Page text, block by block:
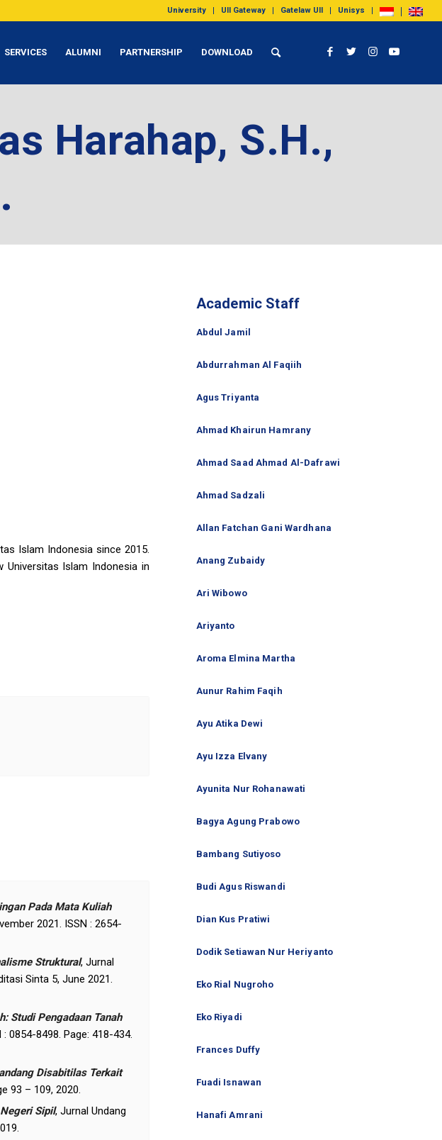
University UII Gateway Gatelaw UII Unisys
SERVICES ALUMNI PARTNERSHIP DOWNLOAD
Harahap, S.H.,
Islam Indonesia since 2015.
Universitas Islam Indonesia in
Pada Mata Kuliah
2021. ISSN : 2654-
Struktural, Jurnal
Sinta 5, June 2021.
Studi Pengadaan Tanah
0854-8498. Page: 418-434.
Disabitilas Terkait
93 – 109, 2020.
Sipil, Jurnal Undang
Academic Staff
Abdul Jamil
Abdurrahman Al Faqiih
Agus Triyanta
Ahmad Khairun Hamrany
Ahmad Saad Ahmad Al-Dafrawi
Ahmad Sadzali
Allan Fatchan Gani Wardhana
Anang Zubaidy
Ari Wibowo
Ariyanto
Aroma Elmina Martha
Aunur Rahim Faqih
Ayu Atika Dewi
Ayu Izza Elvany
Ayunita Nur Rohanawati
Bagya Agung Prabowo
Bambang Sutiyoso
Budi Agus Riswandi
Dian Kus Pratiwi
Dodik Setiawan Nur Heriyanto
Eko Rial Nugroho
Eko Riyadi
Frances Duffy
Fuadi Isnawan
Hanafi Amrani